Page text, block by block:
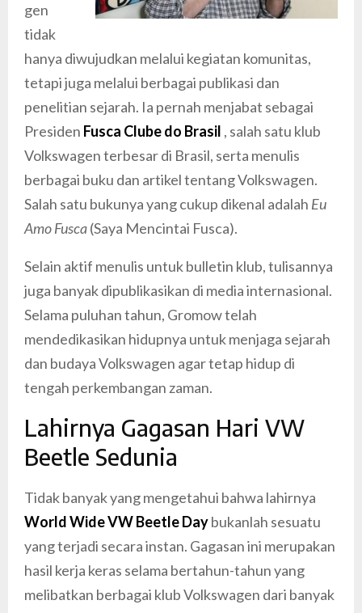
gen
tidak
hanya diwujudkan melalui kegiatan komunitas,
tetapi juga melalui berbagai publikasi dan
penelitian sejarah. Ia pernah menjabat sebagai
Presiden Fusca Clube do Brasil , salah satu klub
Volkswagen terbesar di Brasil, serta menulis
berbagai buku dan artikel tentang Volkswagen.
Salah satu bukunya yang cukup dikenal adalah Eu
Amo Fusca(Saya Mencintai Fusca).
Selain aktif menulis untuk bulletin klub, tulisannya
juga banyak dipublikasikan di media internasional.
Selama puluhan tahun, Gromow telah
mendedikasikan hidupnya untuk menjaga sejarah
dan budaya Volkswagen agar tetap hidup di
tengah perkembangan zaman.
Lahirnya Gagasan Hari VW
Beetle Sedunia
Tidak banyak yang mengetahui bahwa lahirnya
World Wide VW Beetle Daybukanlah sesuatu
yang terjadi secara instan. Gagasan ini merupakan
hasil kerja keras selama bertahun-tahun yang
melibatkan berbagai klub Volkswagen dari banyak